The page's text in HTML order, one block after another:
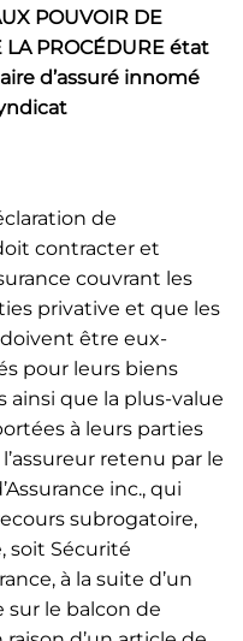
POUVOIR DE
LA PROCÉDURE état
d’assuré innomé
de
contracter et
couvrant les
privative et que les
être eux-
pour leurs biens
ainsi que la plus-value
à leurs parties
retenu par le
inc., qui
subrogatoire,
soit Sécurité
à la suite d’un
sur le balcon de